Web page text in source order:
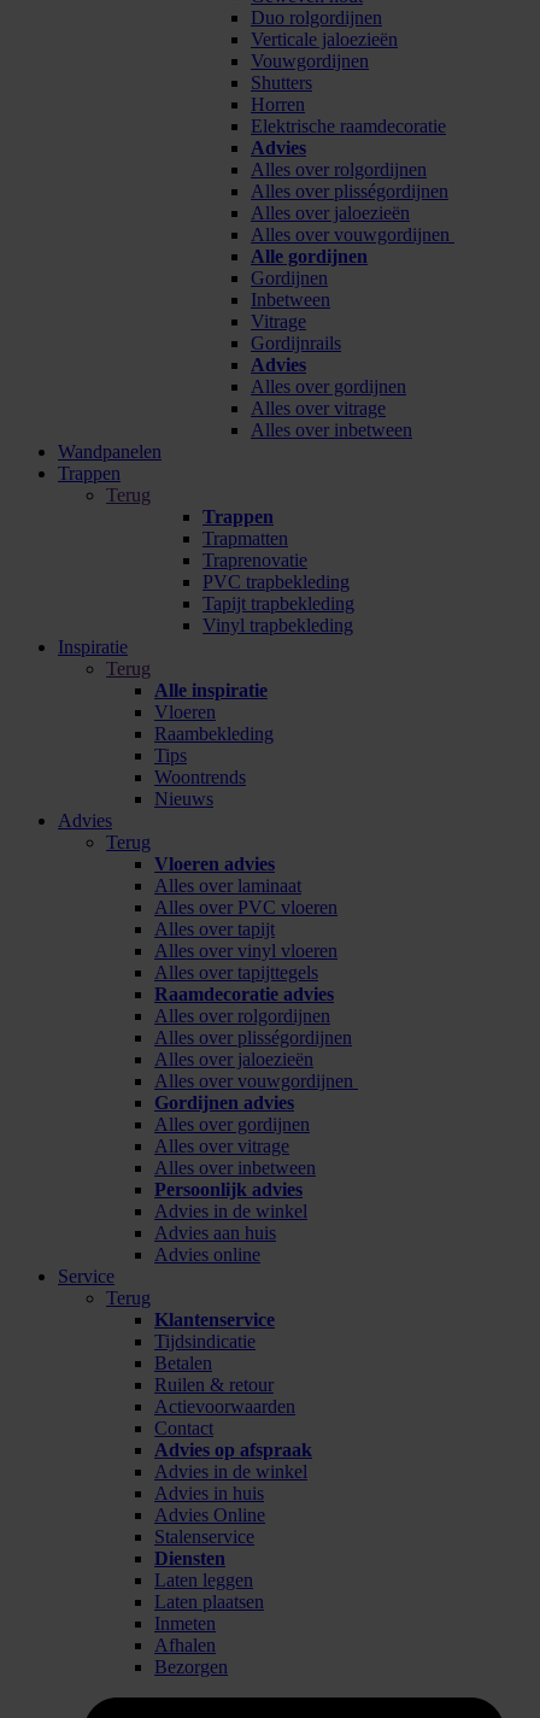
Duo rolgordijnen
Verticale jaloezieën
Vouwgordijnen
Shutters
Horren
Elektrische raamdecoratie
Advies
Alles over rolgordijnen
Alles over plisségordijnen
Alles over jaloezieën
Alles over vouwgordijnen
Alle gordijnen
Gordijnen
Inbetween
Vitrage
Gordijnrails
Advies
Alles over gordijnen
Alles over vitrage
Alles over inbetween
Wandpanelen
Trappen
Terug
Trappen
Trapmatten
Traprenovatie
PVC trapbekleding
Tapijt trapbekleding
Vinyl trapbekleding
Inspiratie
Terug
Alle inspiratie
Vloeren
Raambekleding
Tips
Woontrends
Nieuws
Advies
Terug
Vloeren advies
Alles over laminaat
Alles over PVC vloeren
Alles over tapijt
Alles over vinyl vloeren
Alles over tapijttegels
Raamdecoratie advies
Alles over rolgordijnen
Alles over plisségordijnen
Alles over jaloezieën
Alles over vouwgordijnen
Gordijnen advies
Alles over gordijnen
Alles over vitrage
Alles over inbetween
Persoonlijk advies
Advies in de winkel
Advies aan huis
Advies online
Service
Terug
Klantenservice
Tijdsindicatie
Betalen
Ruilen & retour
Actievoorwaarden
Contact
Advies op afspraak
Advies in de winkel
Advies in huis
Advies Online
Stalenservice
Diensten
Laten leggen
Laten plaatsen
Inmeten
Afhalen
Bezorgen